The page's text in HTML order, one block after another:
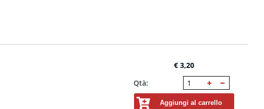
€ 3,20
Qtà:
Aggiungi al carrello